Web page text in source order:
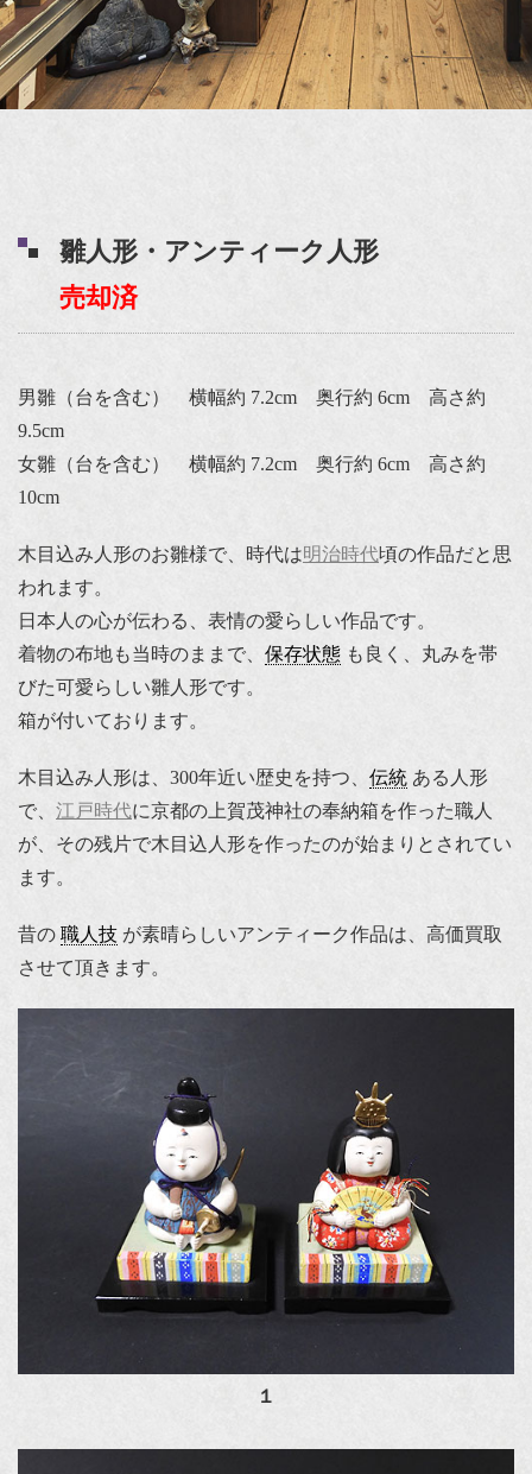
雛人形・アンティーク人形
売却済
男雛（台を含む） 横幅約 7.2cm 奥行約 6cm 高さ約
9.5cm
女雛（台を含む） 横幅約 7.2cm 奥行約 6cm 高さ約
10cm
木目込み人形のお雛様で、時代は明治時代頃の作品だと思
われます。
日本人の心が伝わる、表情の愛らしい作品です。
着物の布地も当時のままで、 保存状態 も良く、丸みを帯
びた可愛らしい雛人形です。
箱が付いております。
木目込み人形は、300年近い歴史を持つ、 伝統 ある人形
で、 江戸時代に京都の上賀茂神社の奉納箱を作った職人
が、その残片で木目込人形を作ったのが始まりとされてい
ます。
昔の 職人技 が素晴らしいアンティーク作品は、高価買取
させて頂きます。
１